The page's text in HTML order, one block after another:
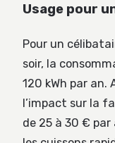
Usage pour
Pour un
soir, la
120 kWh par an.
l’impact sur la
de 25 à 30 € par